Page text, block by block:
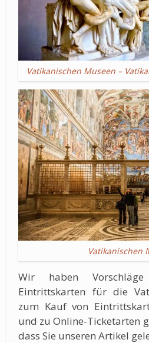
Vatikanischen Museen –
Vatikanischen
Wir haben
Eintrittskarten für die
zum Kauf von
und zu Online-Ticketarten
dass Sie unseren Artikel